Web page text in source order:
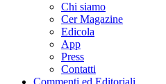
Chi siamo
Cer Magazine
Edicola
App
Press
Contatti
Commenti ed Editoriali